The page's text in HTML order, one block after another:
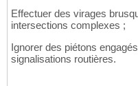
Effectuer des virages
intersections complexes ;
Ignorer des piétons
signalisations routières.